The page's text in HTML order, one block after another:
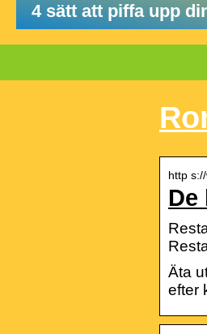
4 sätt att piffa upp
http
De
Äta
efter